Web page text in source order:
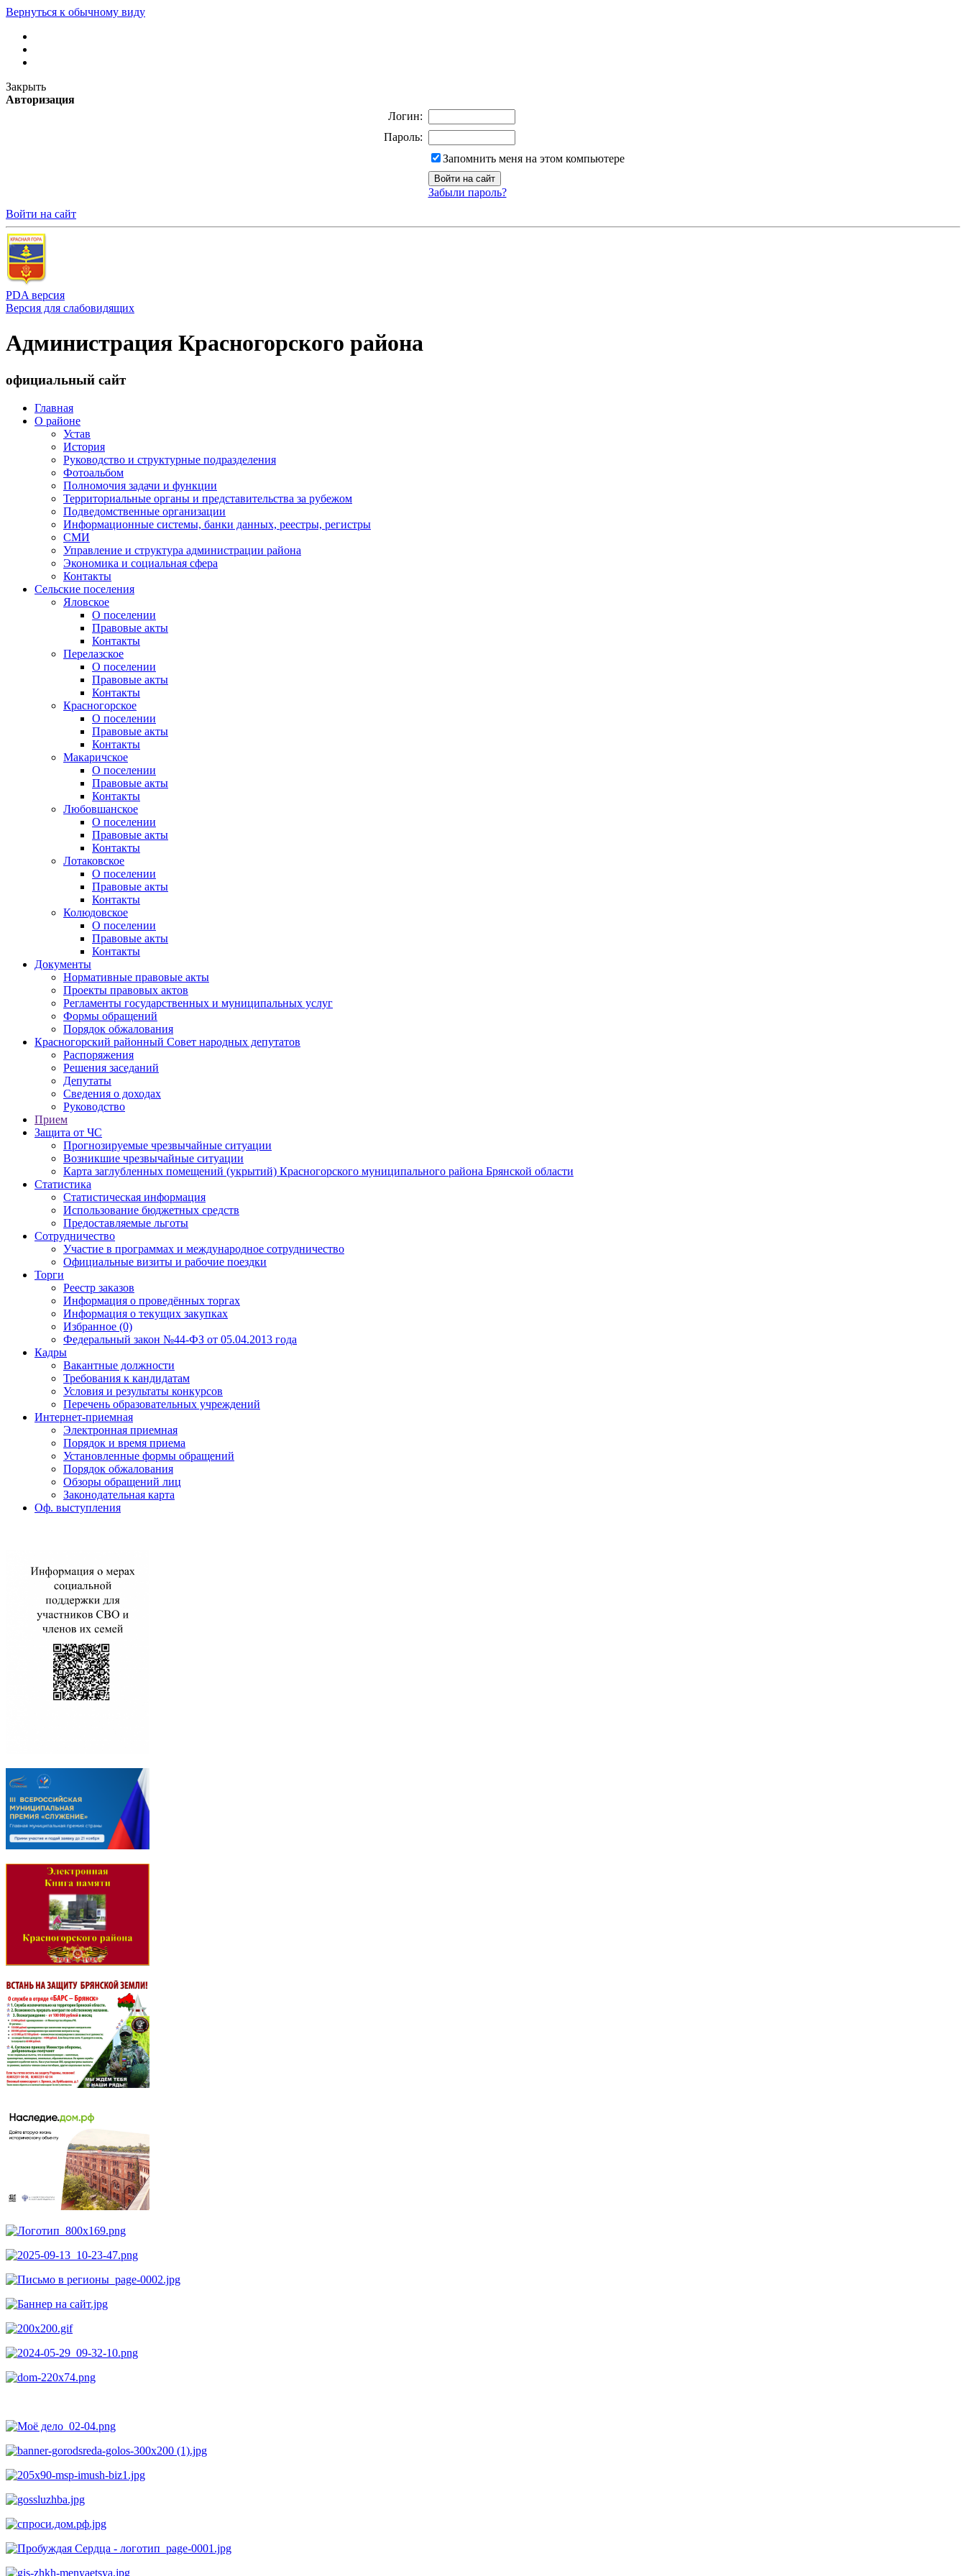
Вернуться к обычному виду
Закрыть
Авторизация
Логин:
Пароль:
Запомнить меня на этом компьютере
Забыли пароль?
Войти на сайт
PDA версия
Версия для слабовидящих
Администрация Красногорского района
официальный сайт
Главная
О районе
Устав
История
Руководство и структурные подразделения
Фотоальбом
Полномочия задачи и функции
Территориальные органы и представительства за рубежом
Подведомственные организации
Информационные системы, банки данных, реестры, регистры
СМИ
Управление и структура администрации района
Экономика и социальная сфера
Контакты
Сельские поселения
Яловское
О поселении
Правовые акты
Контакты
Перелазское
О поселении
Правовые акты
Контакты
Красногорское
О поселении
Правовые акты
Контакты
Макаричское
О поселении
Правовые акты
Контакты
Любовшанское
О поселении
Правовые акты
Контакты
Лотаковское
О поселении
Правовые акты
Контакты
Колюдовское
О поселении
Правовые акты
Контакты
Документы
Нормативные правовые акты
Проекты правовых актов
Регламенты государственных и муниципальных услуг
Формы обращений
Порядок обжалования
Красногорский районный Совет народных депутатов
Распоряжения
Решения заседаний
Депутаты
Сведения о доходах
Руководство
Прием
Защита от ЧС
Прогнозируемые чрезвычайные ситуации
Возникшие чрезвычайные ситуации
Карта заглубленных помещений (укрытий) Красногорского муниципального района Брянской области
Статистика
Статистическая информация
Использование бюджетных средств
Предоставляемые льготы
Сотрудничество
Участие в программах и международное сотрудничество
Официальные визиты и рабочие поездки
Торги
Реестр заказов
Информация о проведённых торгах
Информация о текущих закупках
Избранное (0)
Федеральный закон №44-ФЗ от 05.04.2013 года
Кадры
Вакантные должности
Требования к кандидатам
Условия и результаты конкурсов
Перечень образовательных учреждений
Интернет-приемная
Электронная приемная
Порядок и время приема
Установленные формы обращений
Порядок обжалования
Обзоры обращений лиц
Законодательная карта
Оф. выступления